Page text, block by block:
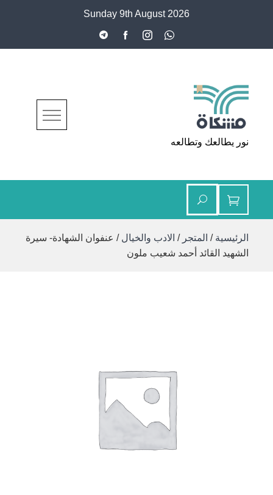
Sunday 9th August 2026
مشكاة
نور يطالعك وتطالعه
الرئيسية / المتجر / الادب والخيال / عنفوان الشهادة- سيرة
الشهيد القائد أحمد شعيب ملون